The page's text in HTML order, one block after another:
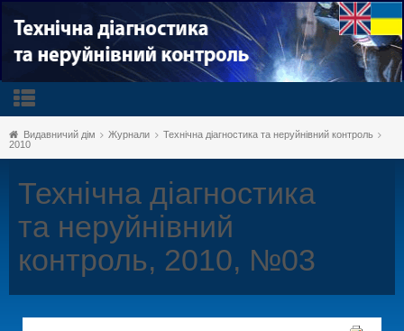
Видавничий дім Журнали
Технічна діагностика та неруйнівний контроль
2010
Технічна діагностика
та неруйнівний
контроль, 2010, №03